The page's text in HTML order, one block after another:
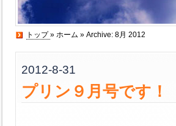
トップ» ホーム » Archive: 8月 2012
2012-8-31
プリン９月号です！